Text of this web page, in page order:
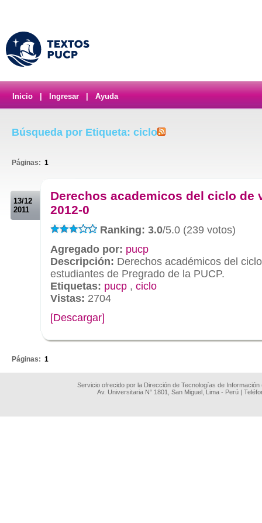
Inicio Ingresar Ayuda
Búsqueda por Etiqueta: ciclo
Páginas: 1
13/12
2011
Derechos academicos del ciclo de
2012-0
Ranking: 3.0/5.0 (239 votos)
Agregado por: pucp
Descripción: Derechos académicos del
estudiantes de Pregrado de la PUCP.
Etiquetas: pucp , ciclo
Vistas: 2704
[Descargar]
Páginas: 1
Servicio ofrecido por la Dirección de Tecnologías de
Av. Universitaria N° 1801, San Miguel, Lima - Perú |